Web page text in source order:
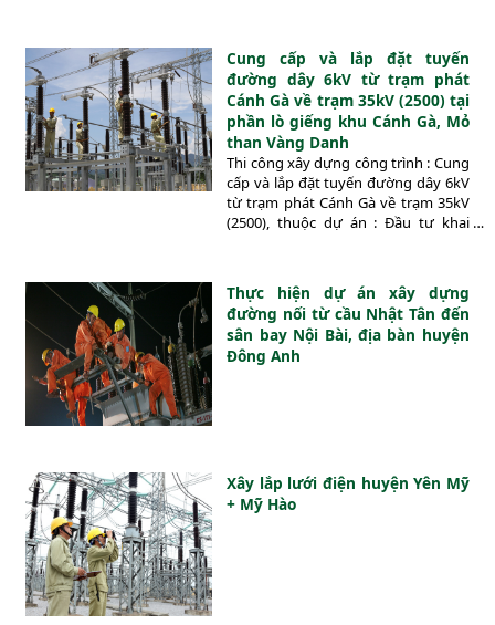
Cung cấp và lắp đặt tuyến
đường dây 6kV từ trạm phát
Cánh Gà về trạm 35kV (2500) tại
phần lò giếng khu Cánh Gà, Mỏ
than Vàng Danh
Thi công xây dựng công trình : Cung
cấp và lắp đặt tuyến đường dây 6kV
từ trạm phát Cánh Gà về trạm 35kV
(2500), thuộc dự án : Đầu tư khai
Vàng Danh - Vinacomin
Thực hiện dự án xây dựng
đường nối từ cầu Nhật Tân đến
sân bay Nội Bài, địa bàn huyện
Đông Anh
Xây lắp lưới điện huyện Yên Mỹ
+ Mỹ Hào